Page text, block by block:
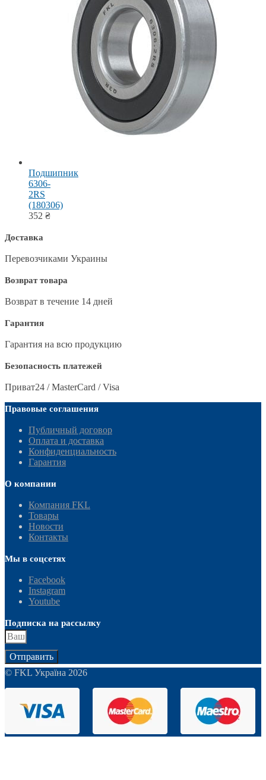
Подшипник
6306-
2RS
(180306)
352 ₴
Доставка
Перевозчиками Украины
Возврат товара
Возврат в течение 14 дней
Гарантия
Гарантия на всю продукцию
Безопасность платежей
Приват24 / MasterCard / Visa
Правовые соглашения
Публичный договор
Оплата и доставка
Конфиденциальность
Гарантия
О компании
Компания FKL
Товары
Новости
Контакты
Мы в соцсетях
Facebook
Instagram
Youtube
Подписка на рассылку
Отправить
© FKL Україна 2026